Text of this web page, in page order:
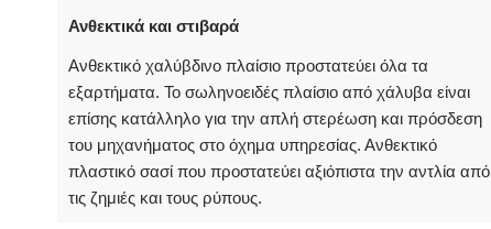
Ανθεκτικά και στιβαρά
Ανθεκτικό χαλύβδινο πλαίσιο προστατεύει όλα τα
εξαρτήματα. Το σωληνοειδές πλαίσιο από χάλυβα είναι
επίσης κατάλληλο για την απλή στερέωση και πρόσδεση
του μηχανήματος στο όχημα υπηρεσίας. Ανθεκτικό
πλαστικό σασί που προστατεύει αξιόπιστα την αντλία από
τις ζημιές και τους ρύπους.